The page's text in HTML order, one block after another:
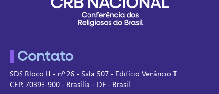
Contato
SDS Bloco H - nº 26 - Sala 507 - Edifício Venâncio II
CEP: 70393-900 - Brasília - DF - Brasil